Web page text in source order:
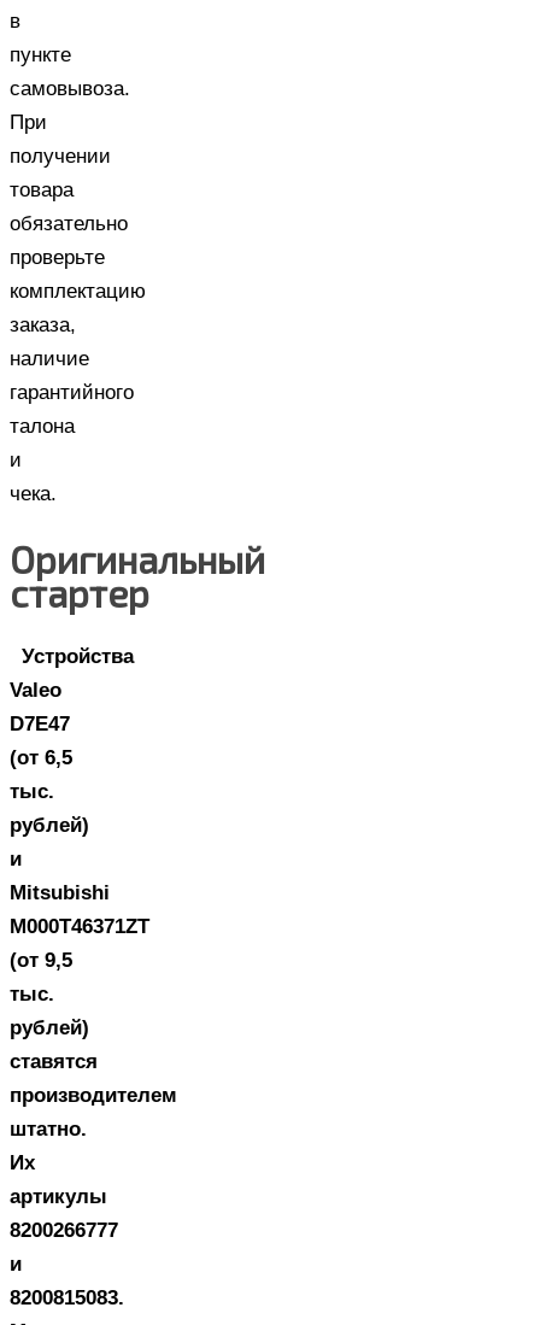
в
пункте
самовывоза.
При
получении
товара
обязательно
проверьте
комплектацию
заказа,
наличие
гарантийного
талона
и
чека.
Оригинальный
стартер
Устройства
Valeo
D7E47
(от 6,5
тыс.
рублей)
и
Mitsubishi
M000T46371ZT
(от 9,5
тыс.
рублей)
ставятся
производителем
штатно.
Их
артикулы
8200266777
и
8200815083.